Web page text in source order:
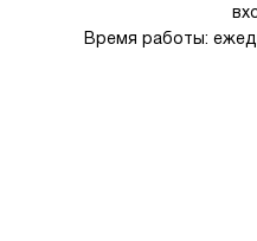
Время работы: